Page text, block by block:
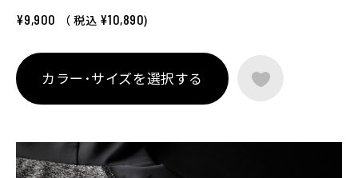
¥9,900 （ 税込 ¥10,890)
カラー･サイズを選択する